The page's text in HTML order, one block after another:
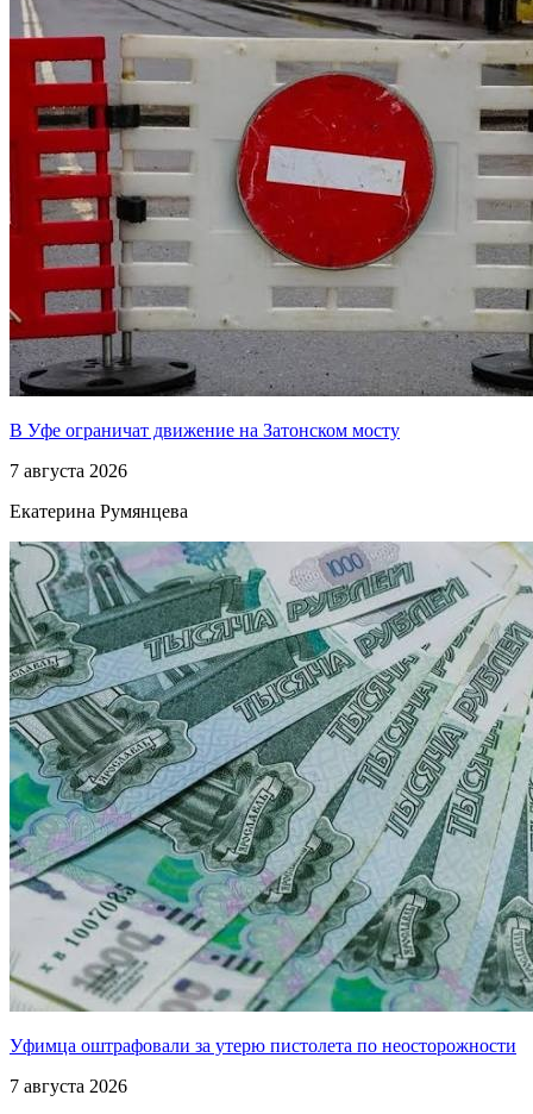
В Уфе ограничат движение на Затонском мосту
7 августа 2026
Екатерина Румянцева
Уфимца оштрафовали за утерю пистолета по неосторожности
7 августа 2026